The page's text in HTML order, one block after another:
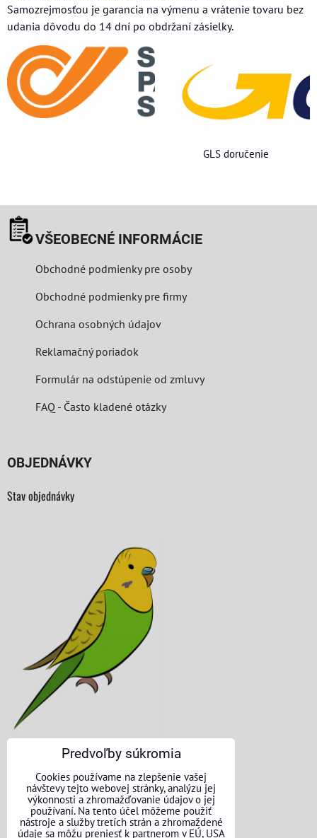
Samozrejmosťou je garancia na výmenu a vrátenie tovaru bez
udania dôvodu do 14 dní po obdržaní zásielky.
GLS doručenie
VŠEOBECNÉ INFORMÁCIE
Obchodné podmienky pre osoby
Obchodné podmienky pre firmy
Ochrana osobných údajov
Reklamačný poriadok
Formulár na odstúpenie od zmluvy
FAQ - Často kladené otázky
OBJEDNÁVKY
Stav objednávky
KONTAKTNÉ ÚDAJE
O nás
Kontakt
Predvoľby súkromia
Cookies používame na zlepšenie vašej
návštevy tejto webovej stránky, analýzu jej
výkonnosti a zhromažďovanie údajov o jej
používaní. Na tento účel môžeme použiť
nástroje a služby tretích strán a zhromaždené
údaje sa môžu preniesť k partnerom v EÚ, USA